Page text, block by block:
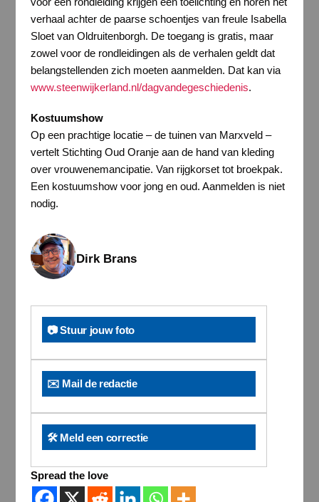
verhaal achter de paarse schoentjes van freule Isabella
Sloet van Oldruitenborgh. De toegang is gratis, maar
zowel voor de rondleidingen als de verhalen geldt dat
belangstellenden zich moeten aanmelden. Dat kan via
www.steenwijkerland.nl/dagvandegeschiedenis.
Kostuumshow
Op een prachtige locatie – de tuinen van Marxveld –
vertelt Stichting Oud Oranje aan de hand van kleding
over vrouwenemancipatie. Van rijgkorset tot broekpak.
Een kostuumshow voor jong en oud. Aanmelden is niet
nodig.
Dirk Brans
📷 Stuur jouw foto
✉️ Mail de redactie
🛠️ Meld een correctie
Spread the love